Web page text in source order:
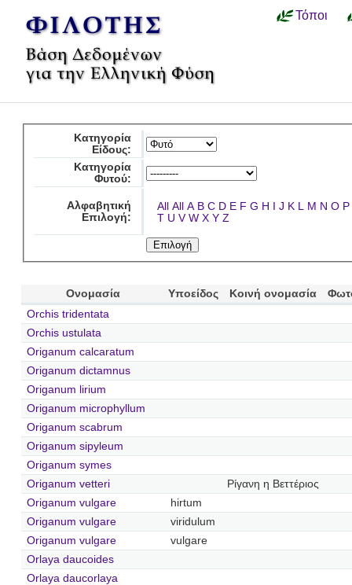
Τόποι
Κατηγορία
Είδους:
Κατηγορία
Φυτού:
Αλφαβητική
Επιλογή:
All All A B C D E F G H I J K L M N O P
T U V W X Y Z
Ονομασία Υποείδος Κοινή ονομασία
Orchis tridentata
Orchis ustulata
Origanum calcaratum
Origanum dictamnus
Origanum lirium
Origanum microphyllum
Origanum scabrum
Origanum sipyleum
Origanum symes
Origanum vetteri
Ρίγανη η Βεττέριος
Origanum vulgare
hirtum
Origanum vulgare
viridulum
Origanum vulgare
vulgare
Orlaya daucoides
Orlaya daucorlaya